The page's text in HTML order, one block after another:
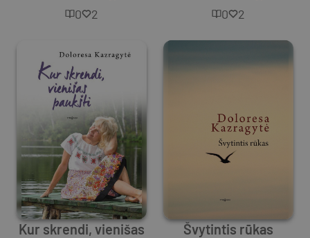
0 2 0 2
Kur skrendi, vienišas
Švytintis rūkas